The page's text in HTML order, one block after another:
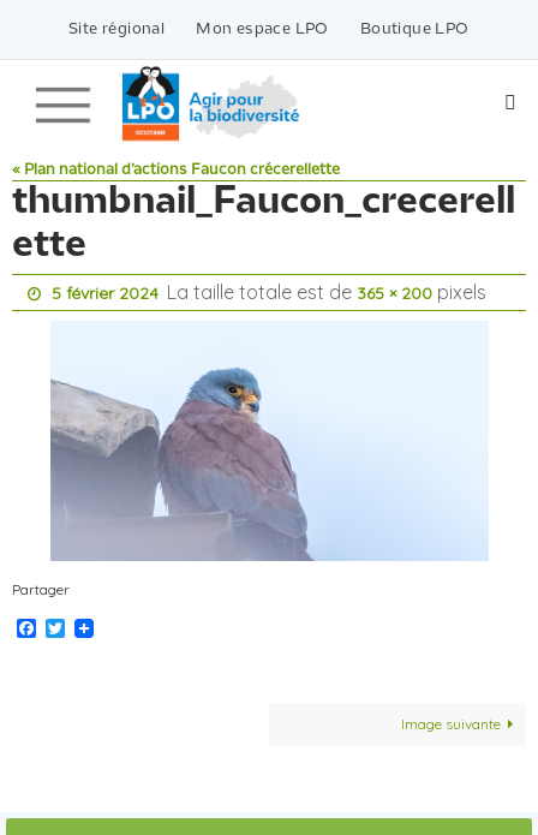
contenu
Site régional Mon espace LPO Boutique LPO
« Plan national d’actions Faucon crécerellette
thumbnail_Faucon_crecerell
ette
5 février 2024 La taille totale est de 365 × 200 pixels
Partager
Facebook
Twitter
Image suivante